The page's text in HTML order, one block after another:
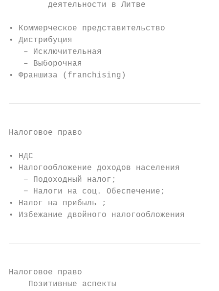
        деятельности в Литве
• Коммерческое представительство
• Дистрибуция
   – Исключительная
   – Bыборочная
• Франшиза (franchising)
Налоговое право
• НДС
• Налогообложение доходов населения
   − Подоходный налог;
   − Налоги на соц. Обеспечение;
• Налог на прибыль ;
• Избежание двойного налогообложения
Налоговое право
Позитивные аспекты